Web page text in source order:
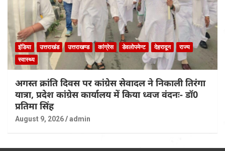
इंडिया उत्तराखंड उत्तराखण्ड कांग्रेस डेवलोपमेन्ट देहरादून
राज्य
स्वास्थ्य
अगस्त क्रांति दिवस पर कांग्रेस सेवादल ने निकाली तिरंगा
यात्रा, प्रदेश कांग्रेस कार्यालय में किया ध्वज वंदनः- डॉ0
प्रतिमा सिंह
August 9, 2026 admin